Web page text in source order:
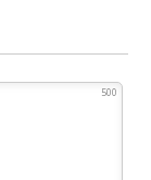
500